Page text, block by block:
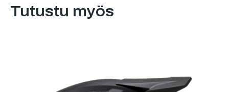
Tutustu myös